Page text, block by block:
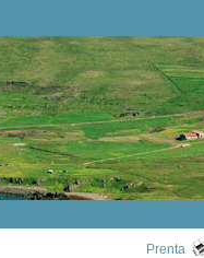
Prenta